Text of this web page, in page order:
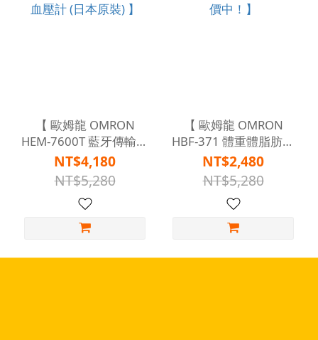
【 歐姆龍 OMRON
HEM-7600T 藍牙傳輸電
子血壓計 (日本原裝) 】
NT$4,180
NT$5,280
【 歐姆龍 OMRON
HBF-371 體重體脂肪機
出清特價中！】
NT$2,480
NT$5,280